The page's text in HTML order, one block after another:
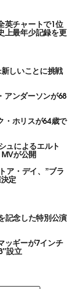
英チャートで1位
上最年少記録を更
しいことに挑戦
アンダーソンが68
・ホリスが64歳で
ュによるエルト
が公開
ア・デイ、”ブラ
定
記念した特別公演
ッギーが7インチ
設立